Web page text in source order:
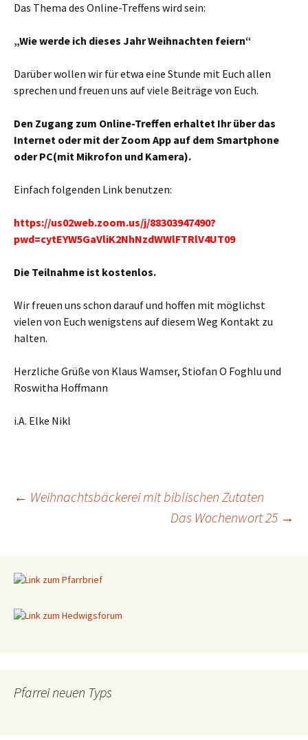
Das Thema des Online-Treffens wird sein:
„Wie werde ich dieses Jahr Weihnachten feiern“
Darüber wollen wir für etwa eine Stunde mit Euch allen
sprechen und freuen uns auf viele Beiträge von Euch.
Den Zugang zum Online-Treffen erhaltet Ihr über das
Internet oder mit der Zoom App auf dem Smartphone
oder PC(mit Mikrofon und Kamera).
Einfach folgenden Link benutzen:
https://us02web.zoom.us/j/88303947490?
pwd=cytEYW5GaVliK2NhNzdWWlFTRlV4UT09
Die Teilnahme ist kostenlos.
Wir freuen uns schon darauf und hoffen mit möglichst
vielen von Euch wenigstens auf diesem Weg Kontakt zu
halten.
Herzliche Grüße von Klaus Wamser, Stiofan O Foghlu und
Roswitha Hoffmann
i.A. Elke Nikl
Beitragsnavigation
← Weihnachtsbäckerei mit biblischen Zutaten
Das Wochenwort 25 →
Pfarrei neuen Typs